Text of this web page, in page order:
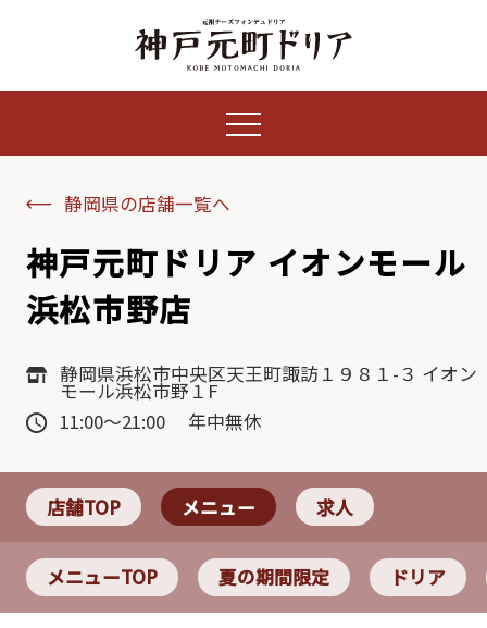
静岡県の店舗一覧へ
神戸元町ドリア イオンモール
浜松市野店
静岡県浜松市中央区天王町諏訪１９８１-３ イオン
モール浜松市野１F
11:00～21:00 年中無休
店舗TOP メニュー 求人
メニューTOP 夏の期間限定 ドリア